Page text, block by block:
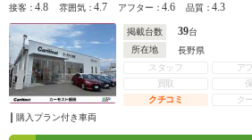
接客：4.8 雰囲気：4.7 アフター：4.6 品質：4.3
掲載台数 39台
所在地
長野県
スタッフ
ア
買取
クチコミ
ク
購入プラン付き車両